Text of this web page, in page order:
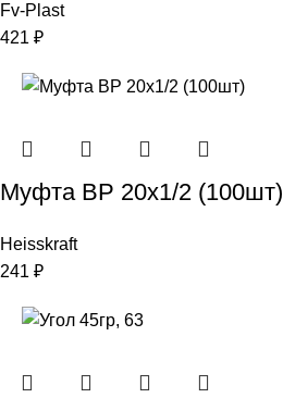
Fv-Plast
421 ₽
Муфта ВР 20х1/2 (100шт)
Heisskraft
241 ₽